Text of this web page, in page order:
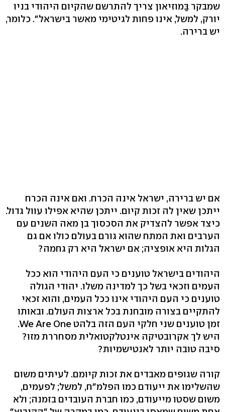
שמבקר בַּמוזיאון צריך להתרשם שהקיום היהודי בניו
יורק, למשל, אינו פחות לגיטימי מאשר בישראל". כלומר,
יש ברירה.
אם יש ברירה, ישראל אינה הכרח. ואם אינה הכרח
ייתכן שאין לה זכות קיום. ייתכן שהיא אפילו עוול גדול.
כיצד אפשר להצדיק את הסכסוך בן מאה השנים עם
הערבים ואת המתח שהוא גורם בעולם כולו אם גם
הגלות היא אופציה; אם ישראל היא רק גחמה?
היהודים בישראל טוענים כי העם היהודי הוא ככל
העמים וזכאי בשל כך למדינה משלו. יהודי הגולה
טוענים כי העם היהודי אינו ככל העמים, והוא זכאי
להתקיים בצורה מובחנת בכל ארצות העולם. ובאותו
זמן טוענים שני חלקי העם הזה בלהט We Are One.
היש לך אקרובטיקה אינטלקטואלית מסחררת מזו?
סיבה טובה יותר לאנטישמיות?
קורה שגופים מאבדים את זכות קיומם. לעיתים משום
שהשלימו את ייעודם כמו הפלמ"ח, למשל; לפעמים,
משום שסטו מייעודם, כמו חברת העובדים בזמנה; ולא